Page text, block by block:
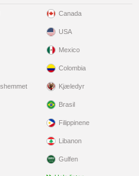
Canada
USA
Mexico
Colombia
Kjæledyr
Brasil
Filippinene
Libanon
Gulfen